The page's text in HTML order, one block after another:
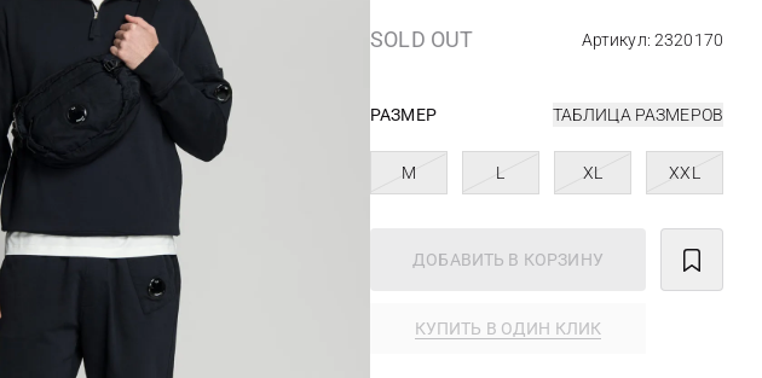
SOLD OUT Артикул: 2320170
РАЗМЕР ТАБЛИЦА РАЗМЕРОВ
M L XL XXL
ДОБАВИТЬ В КОРЗИНУ
КУПИТЬ В ОДИН КЛИК